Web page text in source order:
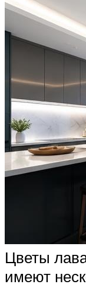
Цветы
имеют